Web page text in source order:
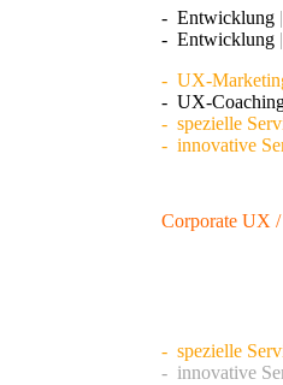
- Entwicklung
- Entwicklung
- UX-
-UX-
- spezielle
- innovative
Corporate UX
- spezielle
- innovative